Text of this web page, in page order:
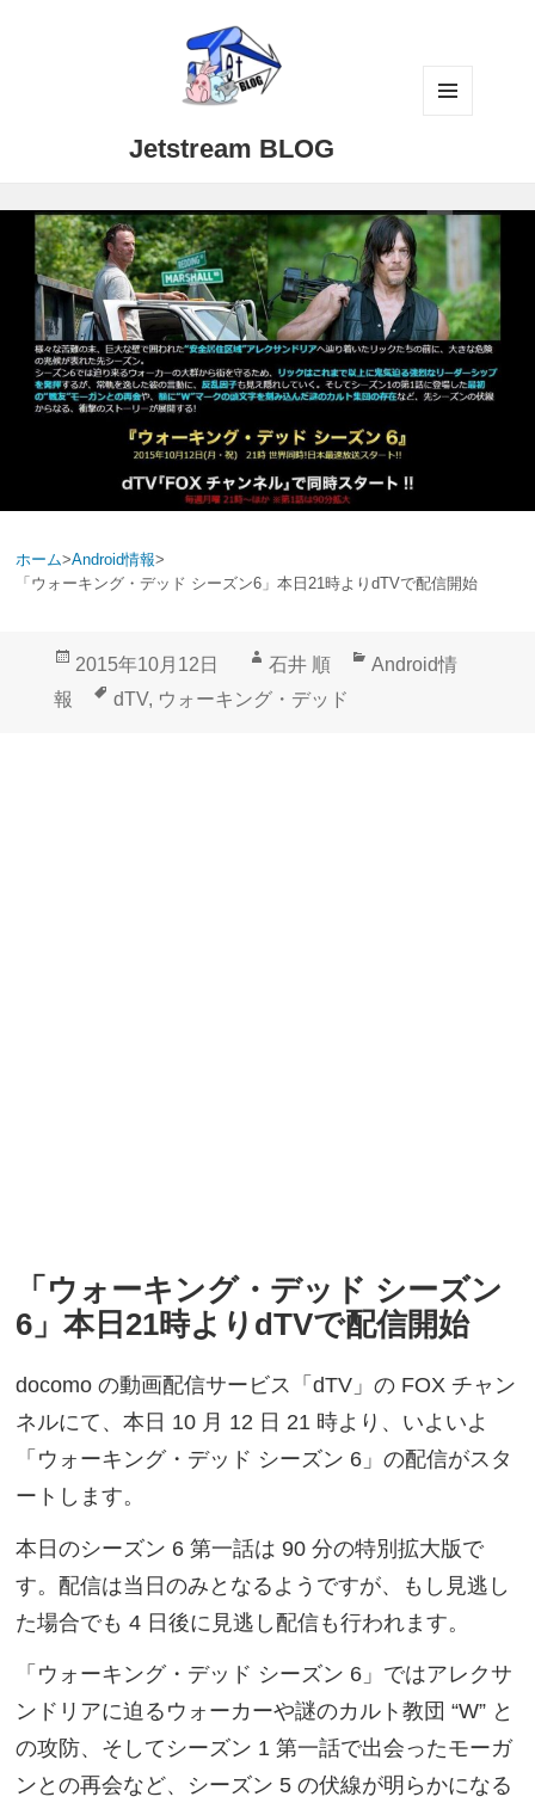
Jetstream BLOG
ホーム>Android情報>
「ウォーキング・デッド シーズン6」本日21時よりdTVで配信開始
投
2015年10月12日
作
成
石井 順
カ
Android情
報
タ
dTV, ウォーキング・デッド
「ウォーキング・デッド シーズン
6」本日21時よりdTVで配信開始
docomo の動画配信サービス「dTV」の FOX チャン
ネルにて、本日 10 月 12 日 21 時より、いよいよ
「ウォーキング・デッド シーズン 6」の配信がスタ
ートします。
本日のシーズン 6 第一話は 90 分の特別拡大版で
す。配信は当日のみとなるようですが、もし見逃し
た場合でも 4 日後に見逃し配信も行われます。
「ウォーキング・デッド シーズン 6」ではアレクサ
ンドリアに迫るウォーカーや謎のカルト教団 “W” と
の攻防、そしてシーズン 1 第一話で出会ったモーガ
ンとの再会など、シーズン 5 の伏線が明らかになる